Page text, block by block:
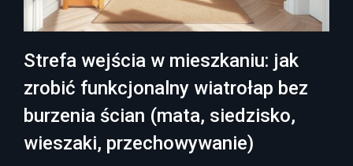
Strefa wejścia w mieszkaniu: jak
zrobić funkcjonalny wiatrołap bez
burzenia ścian (mata, siedzisko,
wieszaki, przechowywanie)